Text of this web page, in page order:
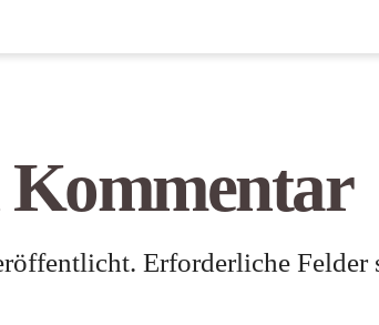
Kommentar
Erforderliche Felder